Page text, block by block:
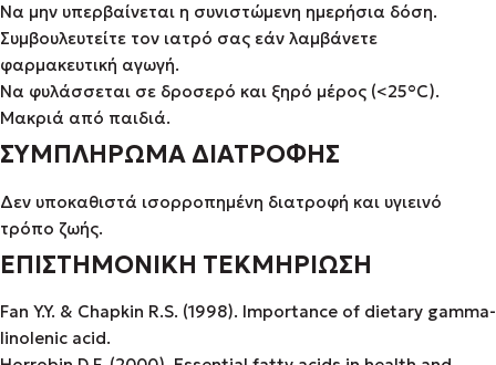
Να μην υπερβαίνεται η συνιστώμενη ημερήσια δόση.
Συμβουλευτείτε τον ιατρό σας εάν λαμβάνετε
φαρμακευτική αγωγή.
Να φυλάσσεται σε δροσερό και ξηρό μέρος (<25°C).
Μακριά από παιδιά.
ΣΥΜΠΛΗΡΩΜΑ ΔΙΑΤΡΟΦΗΣ
Δεν υποκαθιστά ισορροπημένη διατροφή και υγιεινό
τρόπο ζωής.
ΕΠΙΣΤΗΜΟΝΙΚΗ ΤΕΚΜΗΡΙΩΣΗ
Fan Y.Y. & Chapkin R.S. (1998). Importance of dietary gamma-
linolenic acid.